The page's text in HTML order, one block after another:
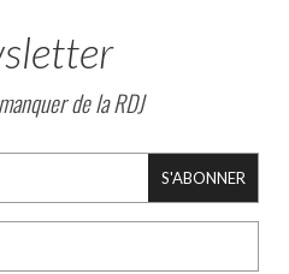
de la RDJ
S'ABONNER